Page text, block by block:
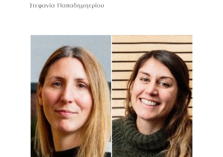
Στεφανία Παπαδημητρίου